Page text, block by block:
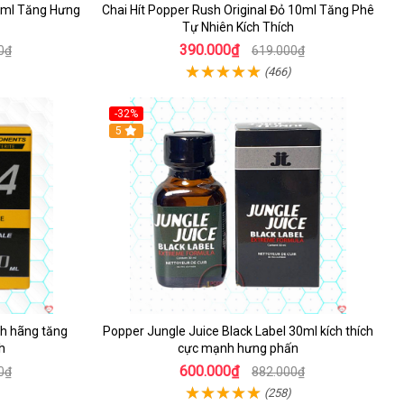
Tăng Hưng
Chai Hít Popper Rush Original Đỏ 10ml Tăng Phê
Tự Nhiên Kích Thích
390.000₫ 619.000₫
(466)
hãng tăng
-32%
5
Popper Jungle Juice Black Label 30ml kích thích
cực mạnh hưng phấn
600.000₫ 882.000₫
(258)